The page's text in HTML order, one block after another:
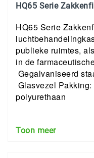
HQ65 Serie
HQ65 Serie
publieke ruimtes,
in de
Gegalvaniseerd
Glasvezel
polyurethaan
Toon meer